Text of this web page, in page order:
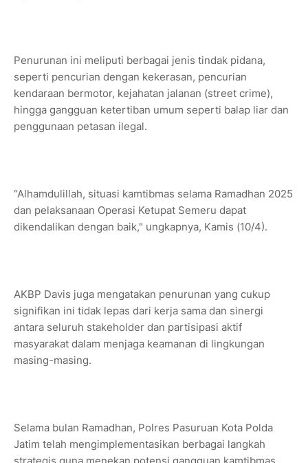
Penurunan ini meliputi berbagai jenis tindak pidana,
seperti pencurian dengan kekerasan, pencurian
kendaraan bermotor, kejahatan jalanan (street crime),
hingga gangguan ketertiban umum seperti balap liar dan
penggunaan petasan ilegal.
“Alhamdulillah, situasi kamtibmas selama Ramadhan 2025
dan pelaksanaan Operasi Ketupat Semeru dapat
dikendalikan dengan baik," ungkapnya, Kamis (10/4).
AKBP Davis juga mengatakan penurunan yang cukup
signifikan ini tidak lepas dari kerja sama dan sinergi
antara seluruh stakeholder dan partisipasi aktif
masyarakat dalam menjaga keamanan di lingkungan
masing-masing.
Selama bulan Ramadhan, Polres Pasuruan Kota Polda
Jatim telah mengimplementasikan berbagai langkah